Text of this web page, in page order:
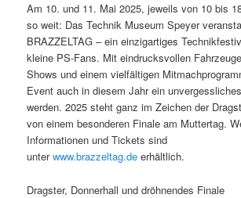
Am 10. und 11. Mai 2025, jeweils von 10 bis
so weit: Das Technik Museum Speyer
BRAZZELTAG – ein einzigartiges
kleine PS-Fans. Mit eindrucksvollen
Shows und einem vielfältigen
Event auch in diesem Jahr ein
werden. 2025 steht ganz im Zeichen der
von einem besonderen Finale am Muttertag.
Informationen und Tickets sind
unterwww.brazzeltag.de erhältlich.
Dragster, Donnerhall und dröhnendes Finale